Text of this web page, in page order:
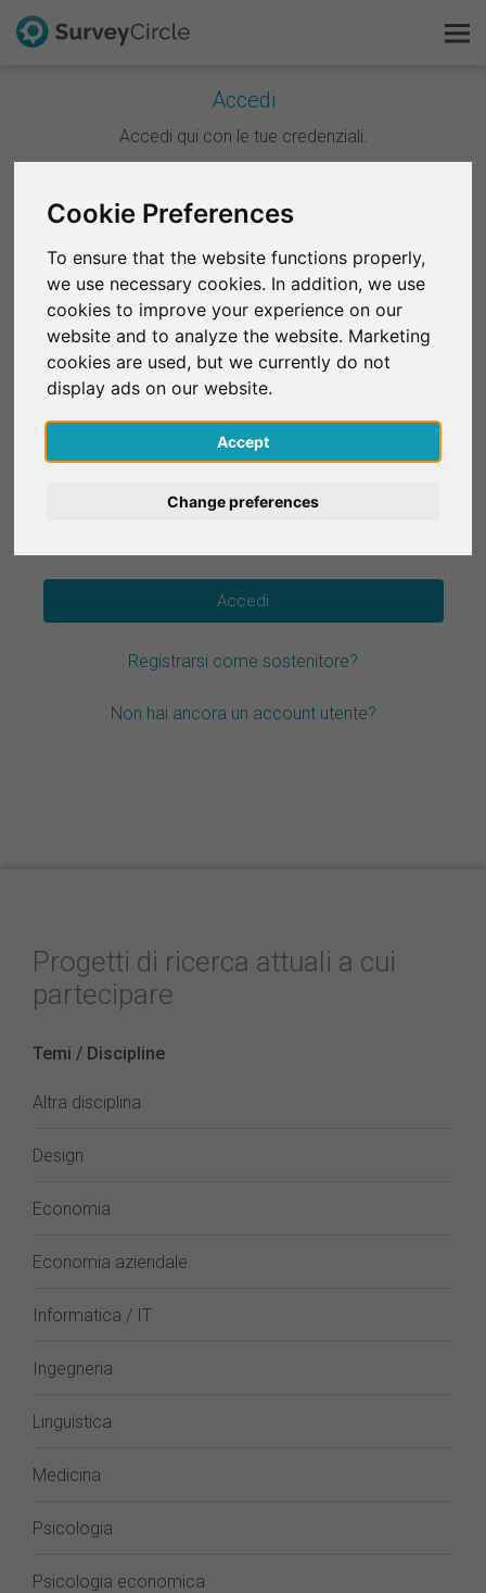
Cookie Preferences
To ensure that the website functions properly,
we use necessary cookies. In addition, we use
cookies to improve your experience on our
website and to analyze the website. Marketing
cookies are used, but we currently do not
display ads on our website.
Accept
Change preferences
Accedi
Accedi qui con le tue credenziali.
Continua con Google
Continua con Facebook
OPPURE
E-mail*
Password*
Registrarsi come sostenitore?
Non hai ancora un account utente?
Progetti di ricerca attuali a cui
partecipare
Temi / Discipline
Altra disciplina
Design
Economia
Economia aziendale
Informatica / IT
Ingegneria
Linguistica
Medicina
Psicologia
Psicologia economica
Questo è SurveyCircle
FAQ
Registrati gratis
Accedi
English
Deutsch
Français